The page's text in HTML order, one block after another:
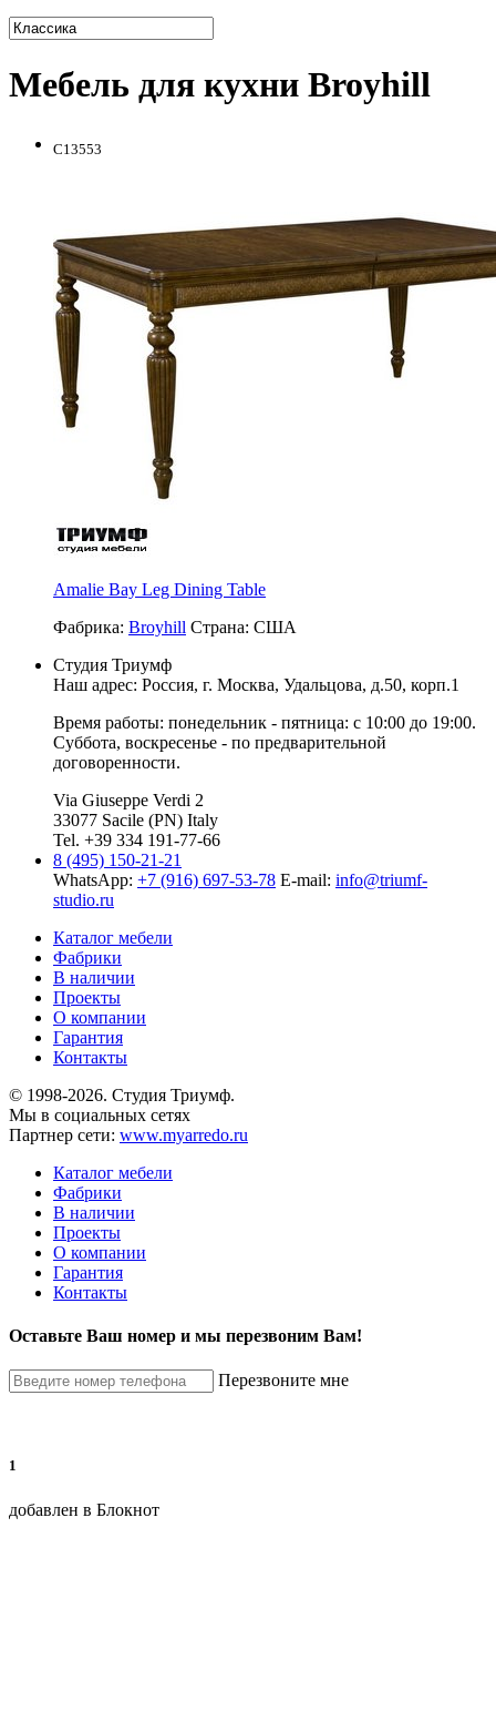
Мебель для кухни Broyhill
C13553
Amalie Bay Leg Dining Table
Фабрика: Broyhill Страна: США
Студия Триумф
Наш адрес: Россия, г. Москва, Удальцова, д.50, корп.1
Время работы: понедельник - пятница: с 10:00 до 19:00.
Суббота, воскресенье - по предварительной
договоренности.
Via Giuseppe Verdi 2
33077 Sacile (PN) Italy
Tel. +39 334 191-77-66
8 (495) 150-21-21
WhatsApp: +7 (916) 697-53-78 E-mail: info@triumf-
studio.ru
Каталог мебели
Фабрики
В наличии
Проекты
О компании
Гарантия
Контакты
© 1998-2026. Студия Триумф.
Мы в социальных сетях
Партнер сети: www.myarredo.ru
Каталог мебели
Фабрики
В наличии
Проекты
О компании
Гарантия
Контакты
Оставьте Ваш номер и мы перезвоним Вам!
Перезвоните мне
1
добавлен в Блокнот